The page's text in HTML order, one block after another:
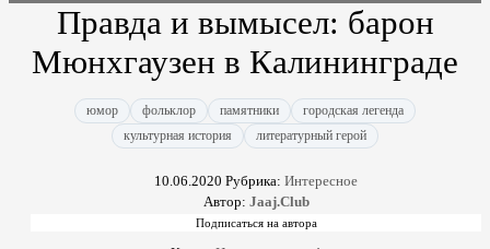
Правда и вымысел: барон
Мюнхгаузен в Калининграде
юмор фольклор памятники
городская легенда
культурная история
литературный герой
10.06.2020 Рубрика: Интересное
Автор: Jaaj.Club